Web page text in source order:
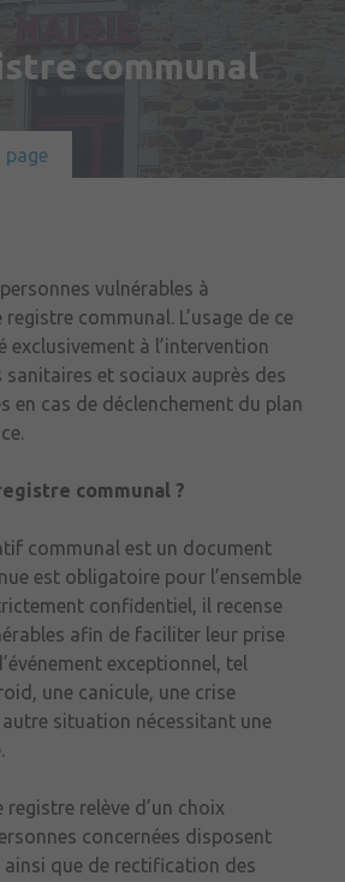
communal
page
vulnérables à
registre communal. L’usage de ce
exclusivement à l’intervention
sanitaires et sociaux auprès des
en cas de déclenchement du plan
communal ?
communal est un document
est obligatoire pour l’ensemble
confidentiel, il recense
afin de faciliter leur prise
exceptionnel, tel
une canicule, une crise
situation nécessitant une
registre relève d’un choix
concernées disposent
ainsi que de rectification des